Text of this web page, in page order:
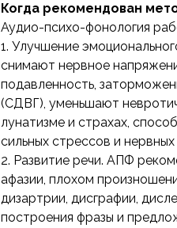
Когда рекомендован
Аудио-психо-фонология
1. Улучшение
снимают нервное
подавленность,
(СДВГ), уменьшают
лунатизме и страхах,
сильных стрессов и
2. Развитие речи. АПФ
афазии, плохом
дизартрии, дисграфии,
построения фразы и